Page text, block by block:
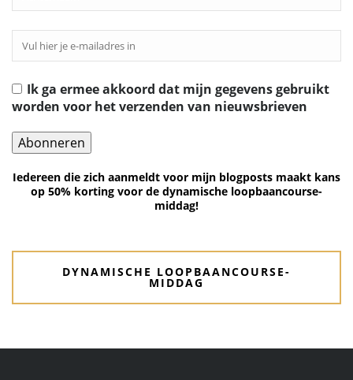
Ik ga ermee akkoord dat mijn gegevens gebruikt
worden voor het verzenden van nieuwsbrieven
Iedereen die zich aanmeldt voor mijn blogposts maakt kans
op 50% korting voor de dynamische loopbaancourse-
middag!
DYNAMISCHE LOOPBAANCOURSE-
MIDDAG